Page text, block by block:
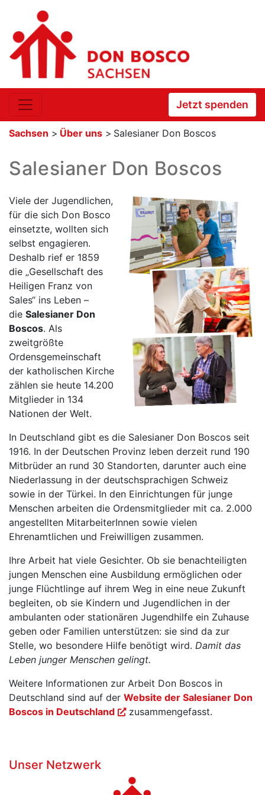
Jetzt spenden
Sachsen > Über uns > Salesianer Don Boscos
Salesianer Don Boscos
Viele der Jugendlichen,
für die sich Don Bosco
einsetzte, wollten sich
selbst engagieren.
Deshalb rief er 1859
die „Gesellschaft des
Heiligen Franz von
Sales“ ins Leben –
die Salesianer Don
Boscos. Als
zweitgrößte
Ordensgemeinschaft
der katholischen Kirche
zählen sie heute 14.200
Mitglieder in 134
Nationen der Welt.
In Deutschland gibt es die Salesianer Don Boscos seit
1916. In der Deutschen Provinz leben derzeit rund 190
Mitbrüder an rund 30 Standorten, darunter auch eine
Niederlassung in der deutschsprachigen Schweiz
sowie in der Türkei. In den Einrichtungen für junge
Menschen arbeiten die Ordensmitglieder mit ca. 2.000
angestellten MitarbeiterInnen sowie vielen
Ehrenamtlichen und Freiwilligen zusammen.
Ihre Arbeit hat viele Gesichter. Ob sie benachteiligten
jungen Menschen eine Ausbildung ermöglichen oder
junge Flüchtlinge auf ihrem Weg in eine neue Zukunft
begleiten, ob sie Kindern und Jugendlichen in der
ambulanten oder stationären Jugendhilfe ein Zuhause
geben oder Familien unterstützen: sie sind da zur
Stelle, wo besondere Hilfe benötigt wird. Damit das
Leben junger Menschen gelingt.
Weitere Informationen zur Arbeit Don Boscos in
Deutschland sind auf der Website der Salesianer Don
Boscos in Deutschland
zusammengefasst.
Unser Netzwerk